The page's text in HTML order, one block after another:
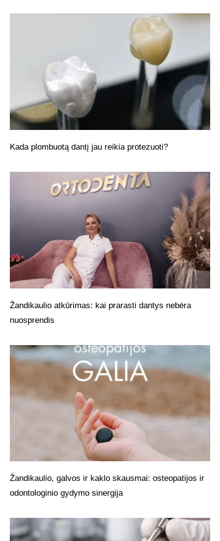
Kada plombuotą dantį jau reikia protezuoti?
Žandikaulio atkūrimas: kai prarasti dantys nebėra
nuosprendis
Žandikaulio, galvos ir kaklo skausmai: osteopatijos ir
odontologinio gydymo sinergija